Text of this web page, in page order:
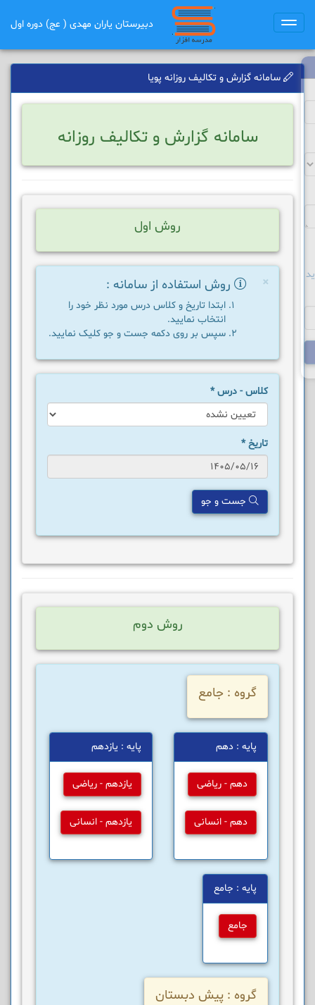
Toggle
دبیرستان یاران مهدی ( عج) دوره اول
سامانه گزارش و تکالیف روزانه پویا
سامانه گزارش و تکالیف روزانه
روش اول
× روش استفاده از سامانه :
ابتدا تاریخ و کلاس درس مورد نظر خود را
انتخاب نمایید.
سپس بر روی دکمه جست و جو کلیک نمایید.
کلاس - درس*
تاریخ*
جست و جو
روش دوم
گروه : جامع
پایه : دهم
دهم - ریاضی
دهم - انسانی
پایه : یازدهم
یازدهم - ریاضی
یازدهم - انسانی
پایه : جامع
جامع
گروه : پیش دبستان